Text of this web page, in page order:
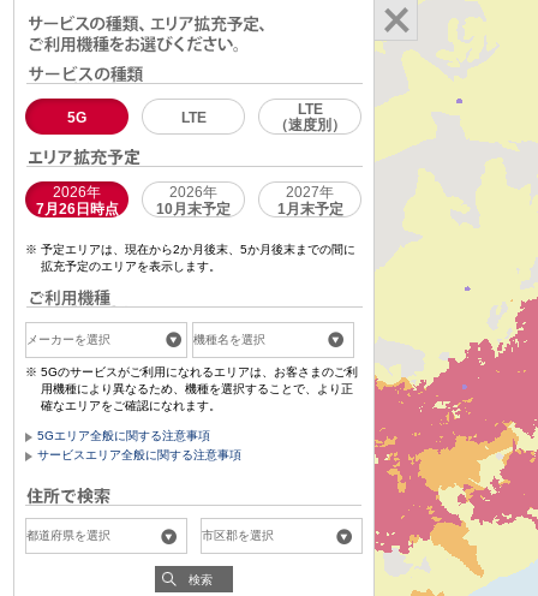
5G LTE
LTE
（速度別）
2026年
7月26日時点
2026年
10月末予定
2027年
1月末予定
予定エリアは、現在から2か月後末、5か月後末までの間に
拡充予定のエリアを表示します。
5Gのサービスがご利用になれるエリアは、お客さまのご利
用機種により異なるため、機種を選択することで、より正
確なエリアをご確認になれます。
5Gエリア全般に関する注意事項
サービスエリア全般に関する注意事項
検索